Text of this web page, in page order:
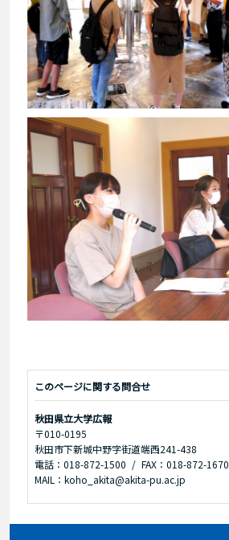
このページに関する問合せ
秋田県立大学広報
〒010-0195
秋田市下新城中野字街道端西241-438
電話：018-872-1500
FAX：018-872-1670
MAIL：koho_akita@akita-pu.ac.jp